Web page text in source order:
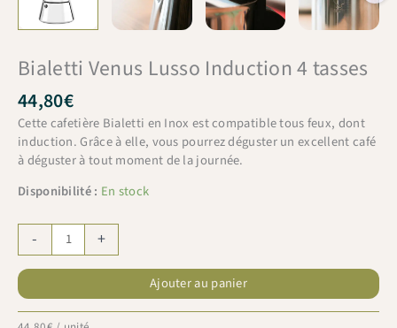
Bialetti Venus Lusso Induction 4 tasses
44,80€
Cette cafetière Bialetti en Inox est compatible tous feux, dont
induction. Grâce à elle, vous pourrez déguster un excellent café
à déguster à tout moment de la journée.
Disponibilité : En stock
-
de
Bialetti
Venus
+
Ajouter au panier